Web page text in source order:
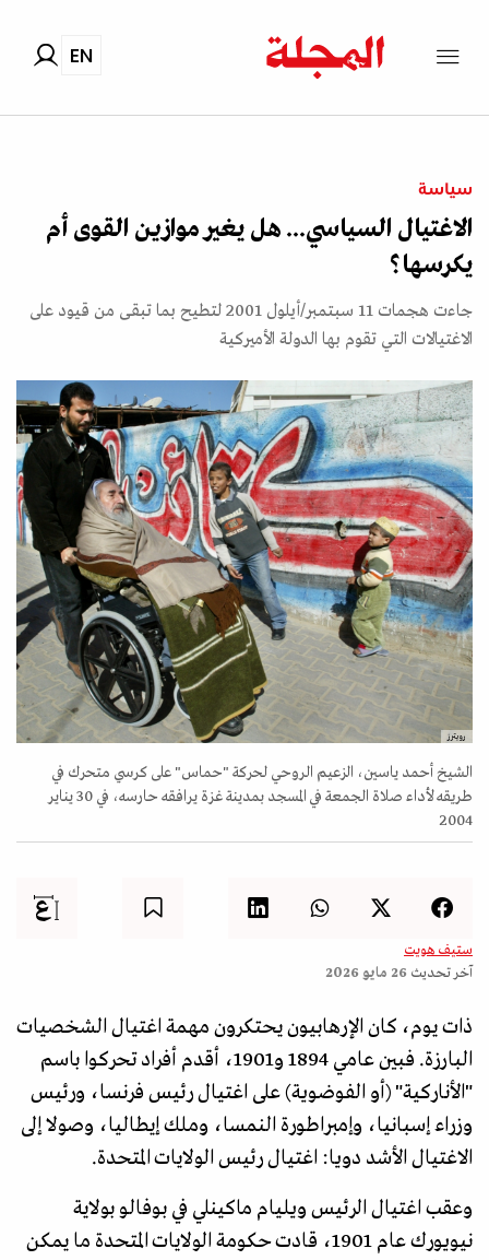
EN
سياسة
الاغتيال السياسي... هل يغير موازين القوى أم
يكرسها؟
جاءت هجمات 11 سبتمبر/أيلول 2001 لتطيح بما تبقى من قيود على
الاغتيالات التي تقوم بها الدولة الأميركية
رويترز
الشيخ أحمد ياسين، الزعيم الروحي لحركة "حماس" على كرسي متحرك في
طريقه لأداء صلاة الجمعة في المسجد بمدينة غزة يرافقه حارسه، في 30 يناير
2004
ستيف هويت
آخر تحديث 26 مايو 2026
ذات يوم، كان الإرهابيون يحتكرون مهمة اغتيال الشخصيات
البارزة. فبين عامي 1894 و1901، أقدم أفراد تحركوا باسم
"الأناركية" (أو الفوضوية) على اغتيال رئيس فرنسا، ورئيس
وزراء إسبانيا، وإمبراطورة النمسا، وملك إيطاليا، وصولا إلى
الاغتيال الأشد دويا: اغتيال رئيس الولايات المتحدة.
وعقب اغتيال الرئيس ويليام ماكينلي في بوفالو بولاية
نيويورك عام 1901، قادت حكومة الولايات المتحدة ما يمكن